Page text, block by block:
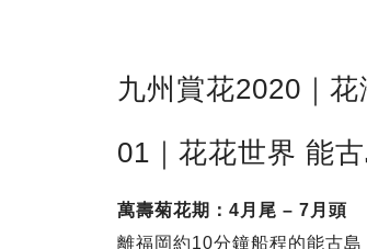
九州賞花2020｜
01｜花花世界 能
萬壽菊花期：4月尾 – 7月頭
離福岡約10分鐘船程的能古